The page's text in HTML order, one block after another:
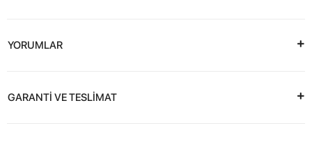
YORUMLAR
GARANTİ VE TESLİMAT